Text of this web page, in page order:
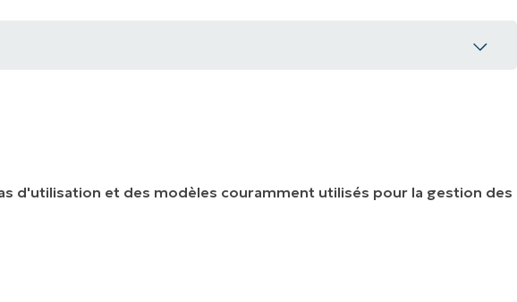
d'utilisation et des modèles couramment utilisés pour la gestion des